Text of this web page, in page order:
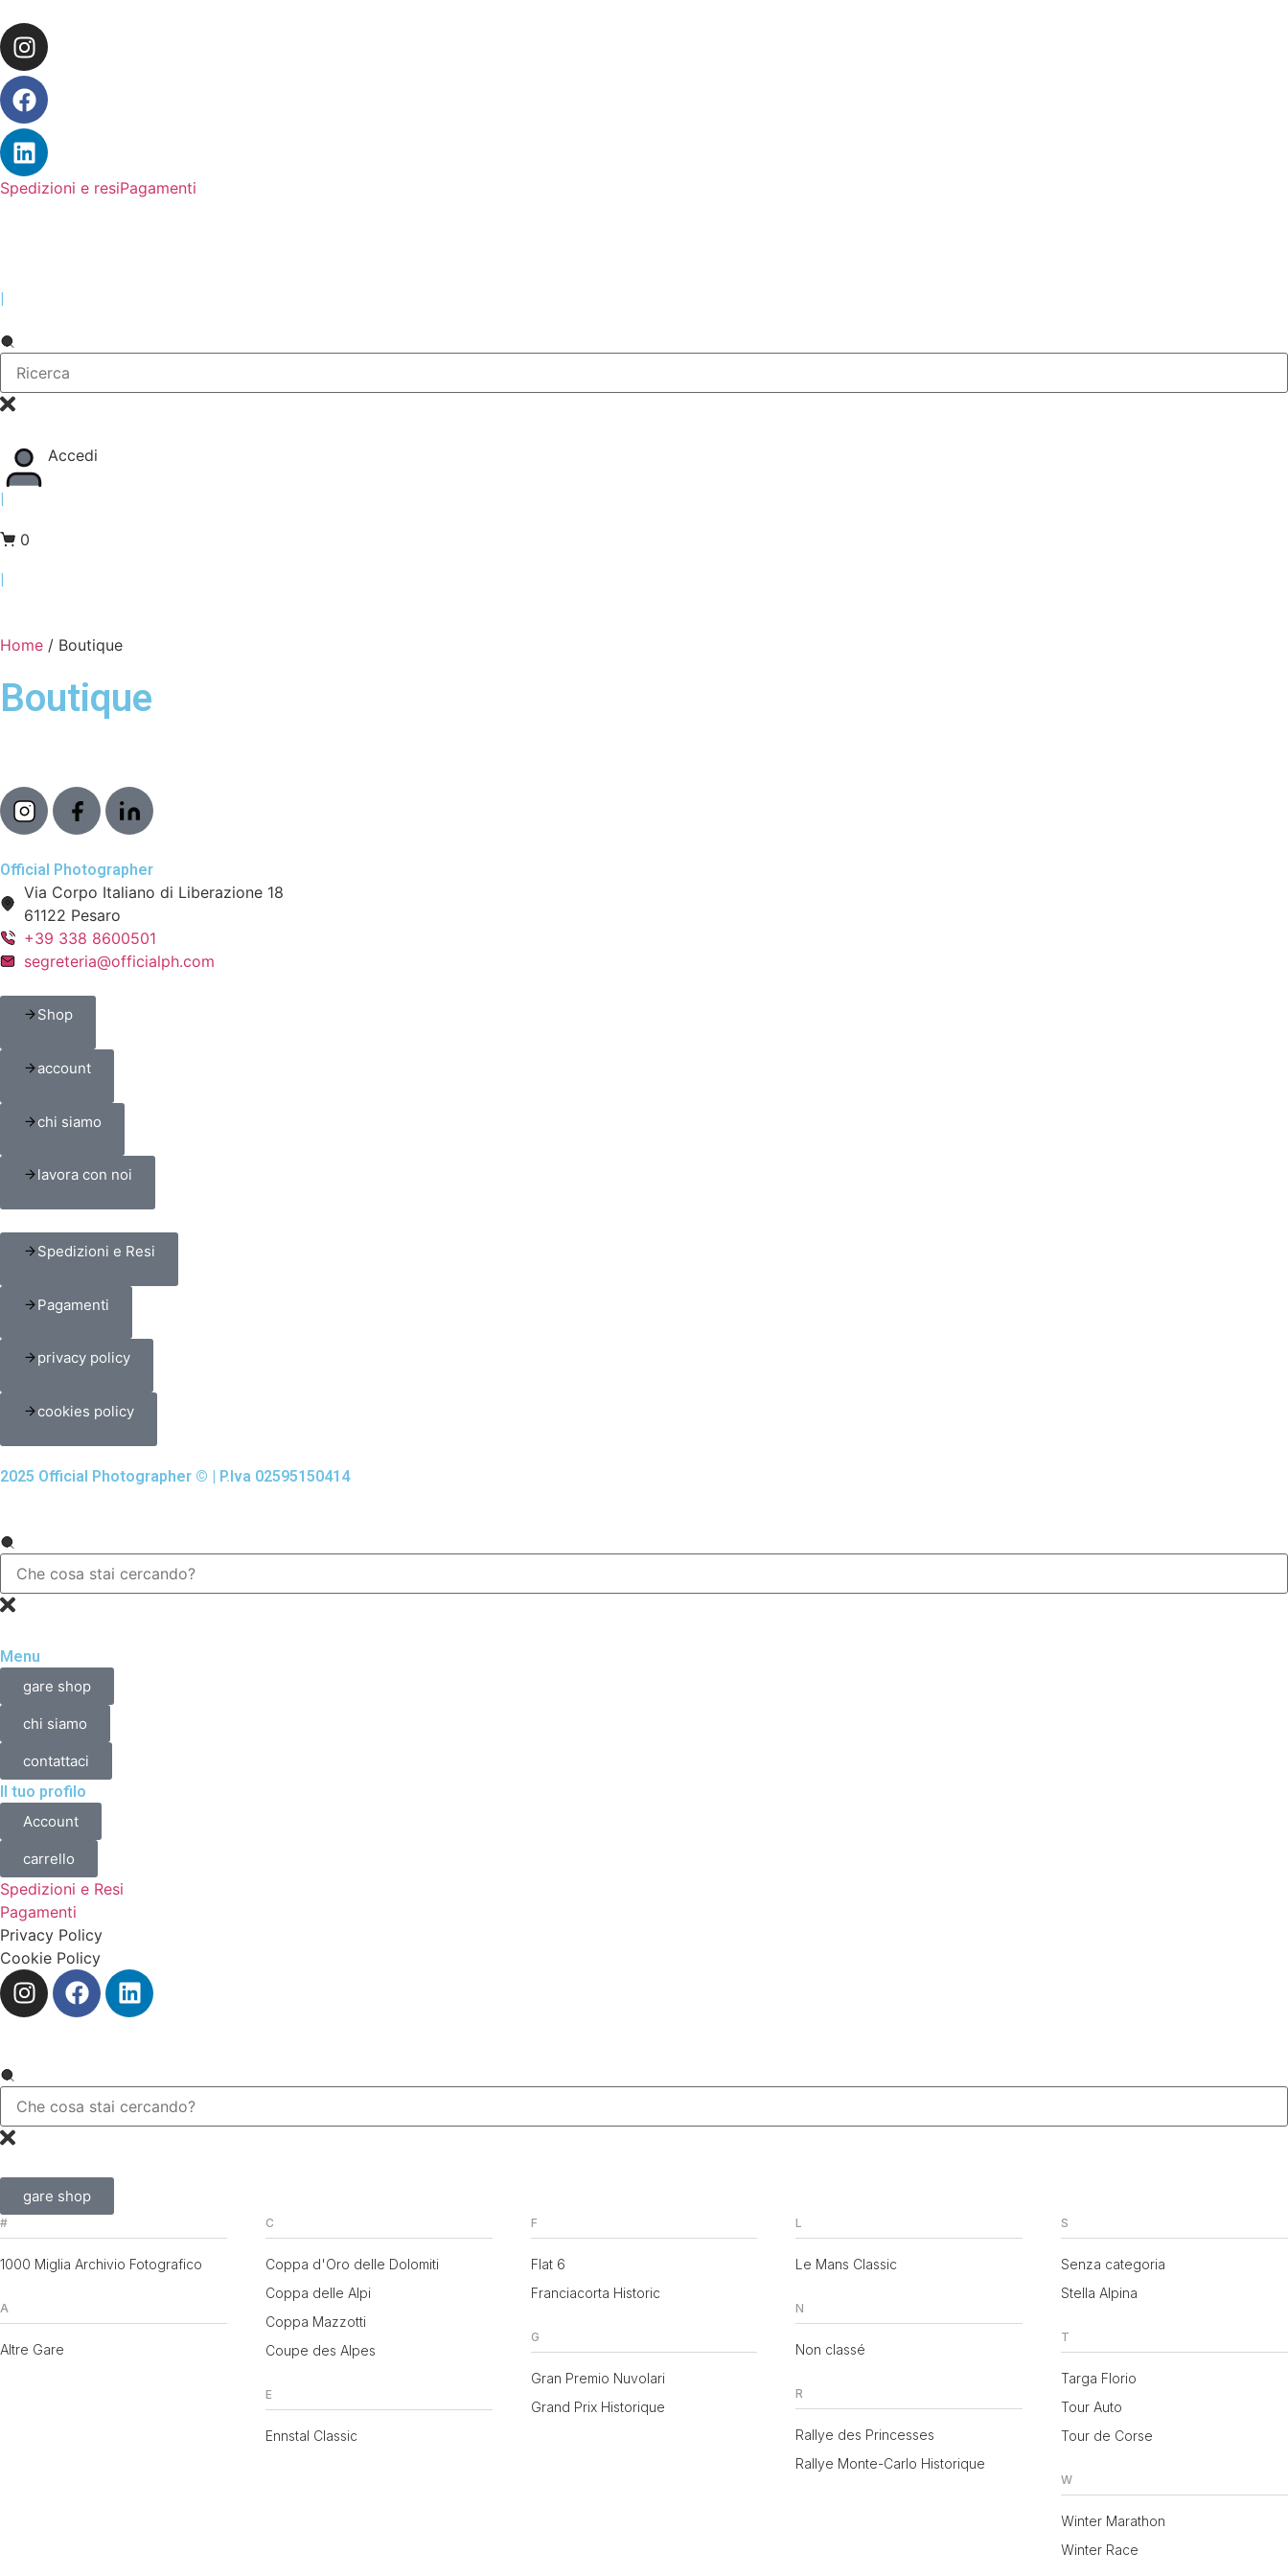
Spedizioni e resiPagamenti
|
Accedi
0
Home / Boutique
Boutique
Official Photographer
Via Corpo Italiano di Liberazione 18
61122 Pesaro
+39 338 8600501
segreteria@officialph.com
Shop
account
chi siamo
lavora con noi
Spedizioni e Resi
Pagamenti
privacy policy
cookies policy
2025 Official Photographer © | P.Iva 02595150414
Menu
gare shop
chi siamo
contattaci
Il tuo profilo
Account
carrello
Spedizioni e Resi
Pagamenti
Privacy Policy
Cookie Policy
gare shop
#
1000 Miglia Archivio Fotografico
A
Altre Gare
C
Coppa d'Oro delle Dolomiti
Coppa delle Alpi
Coppa Mazzotti
Coupe des Alpes
E
Ennstal Classic
F
Flat 6
Franciacorta Historic
G
Gran Premio Nuvolari
Grand Prix Historique
L
Le Mans Classic
N
Non classé
R
Rallye des Princesses
Rallye Monte-Carlo Historique
S
Senza categoria
Stella Alpina
T
Targa Florio
Tour Auto
Tour de Corse
W
Winter Marathon
Winter Race